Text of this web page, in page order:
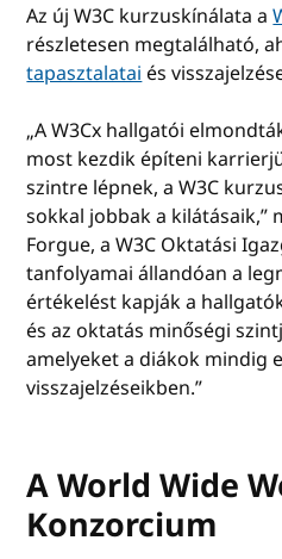
Az új W3C kurzuskínálata a
részletesen megtalálható,
tapasztalataiés
„A W3Cx hallgatói
most kezdik építeni
szintre lépnek, a W3C
sokkal jobbak a kilátásaik,”
Forgue, a W3C Oktatási
tanfolyamai állandóan a
értékelést kapják a
és az oktatás minőségi
amelyeket a diákok mindig
visszajelzéseikben.”
A World Wide
Konzorcium